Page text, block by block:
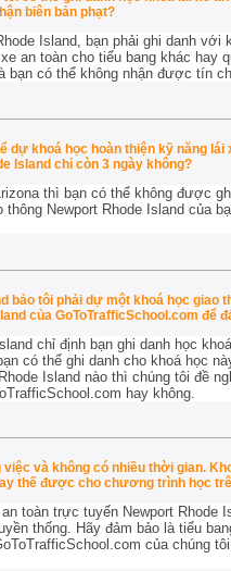
biên bản phạt?
Island, bạn phải ghi danh
an toàn cho tiểu bang khác hay
bạn có thể không nhận được tín
dự khoá học hoàn thiện kỹ năng
Island chỉ còn 3 ngày không?
thì bạn có thể không được
Newport Rhode Island của
bảo tôi phải dự một khoá học giao
của GoToTrafficSchool.com để
chỉ định bạn ghi danh học
có thể ghi danh cho khoá học
Island nào thì chúng tôi đề
hay không.
và không có nhiều thời gian.
thế được cho chương trình học
toàn trực tuyến Newport
thống. Hãy đảm bảo là tiểu
của chúng